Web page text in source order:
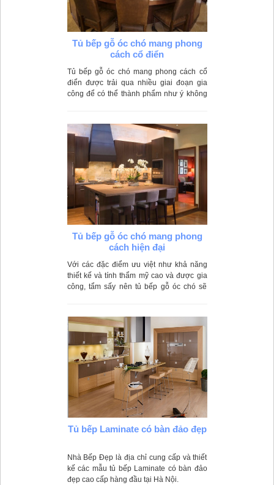
Tủ bếp gỗ óc chó mang phong
cách cổ điển
Tủ bếp gỗ óc chó mang phong cách cổ
điển được trải qua nhiều giai đoạn gia
công để có thể thành phẩm như ý không
và đẽo gọt theo nhiều kiểu dáng khác
nhau.
Tủ bếp gỗ óc chó mang phong
cách hiện đại
Với các đặc điểm ưu việt như khả năng
thiết kế và tính thẩm mỹ cao và được gia
công, tẩm sấy nên tủ bếp gỗ óc chó sẽ
Tủ bếp Laminate có bàn đảo đẹp
Nhà Bếp Đẹp là địa chỉ cung cấp và thiết
kế các mẫu tủ bếp Laminate có bàn đảo
đẹp cao cấp hàng đầu tại Hà Nội.